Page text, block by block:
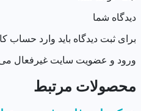
دیدگاه شما
برای ثبت دیدگاه باید وارد حساب
ورود و عضویت سایت غیرفعال
محصولات مرتبط